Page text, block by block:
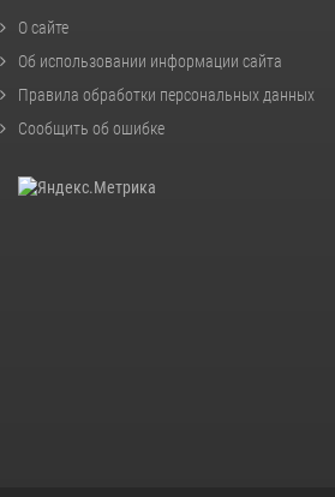
О сайте
Об использовании информации сайта
Правила обработки персональных данных
Сообщить об ошибке